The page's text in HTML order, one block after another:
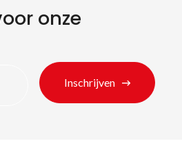
onze
Inschrijven